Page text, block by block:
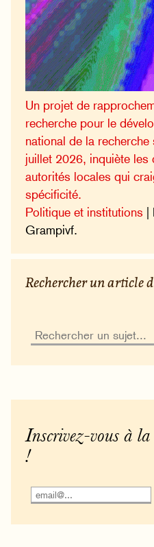
Un projet de
recherche pour le
national de la
juillet 2026, inquiète les
autorités locales qui
spécificité.
Politique et institutions |
Grampivf.
Rechercher un article
Inscrivez-vous à
!